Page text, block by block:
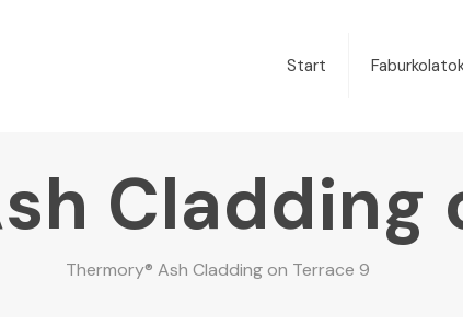
Start
Cladding
Thermory® Ash Cladding on Terrace 9